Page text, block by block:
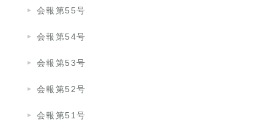
会報第55号
会報第54号
会報第53号
会報第52号
会報第51号